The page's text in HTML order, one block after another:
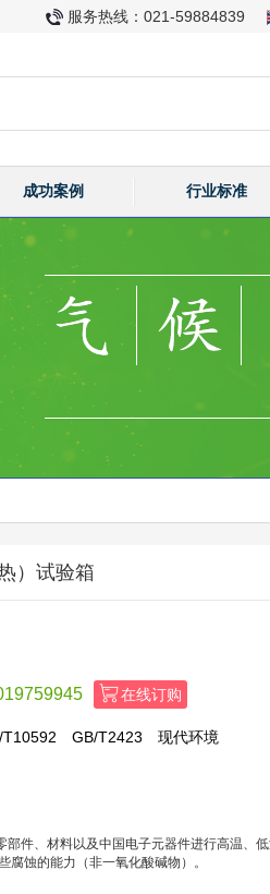
服务热线：021-59884839
成功案例 行业标准
）试验箱
在线订购
T10592 GB/T2423 现代环境
、材料以及中国电子元器件进行高温、低
蚀的能力（非一氧化酸碱物）。